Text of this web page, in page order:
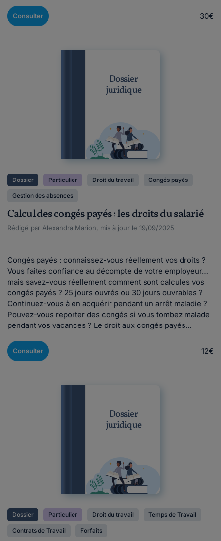
Consulter 30€
Dossier
juridique
Dossier Particulier Droit du travail Congés payés
Gestion des absences
Calcul des congés payés : les droits du salarié
Rédigé par Alexandra Marion, mis à jour le 19/09/2025
Congés payés : connaissez-vous réellement vos droits ?
Vous faites confiance au décompte de votre employeur…
mais savez-vous réellement comment sont calculés vos
congés payés ? 25 jours ouvrés ou 30 jours ouvrables ?
Continuez-vous à en acquérir pendant un arrêt maladie ?
Pouvez-vous reporter des congés si vous tombez malade
pendant vos vacances ? Le droit aux congés payés...
Consulter 12€
Dossier
juridique
Dossier Particulier Droit du travail Temps de Travail
Contrats de Travail Forfaits